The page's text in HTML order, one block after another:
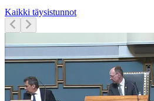
Kaikki täysistunnot